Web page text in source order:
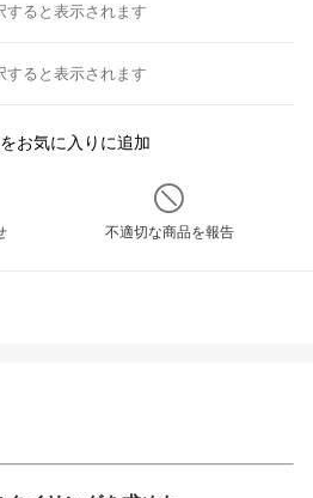
すると表示されます
すると表示されます
お気に入りに追加
不適切な商品を報告